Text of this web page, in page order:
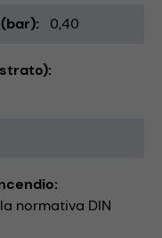
0,40
normativa DIN